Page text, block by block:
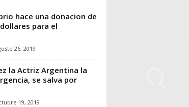
hace una donacion de
para el
26, 2019
la Actriz Argentina la
se salva por
19, 2019